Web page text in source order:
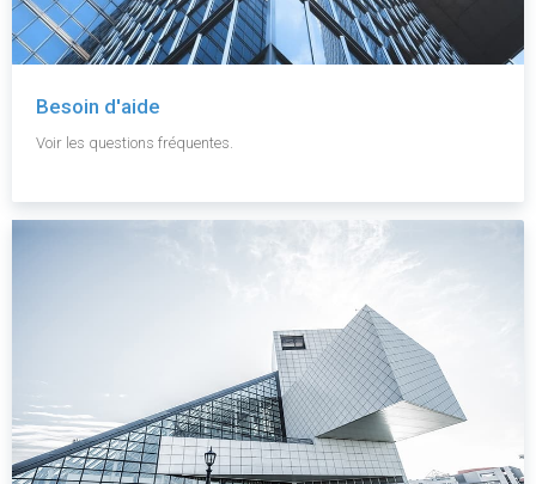
Besoin d'aide
Voir les questions fréquentes.